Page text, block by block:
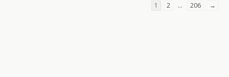
1
2 … 206 →